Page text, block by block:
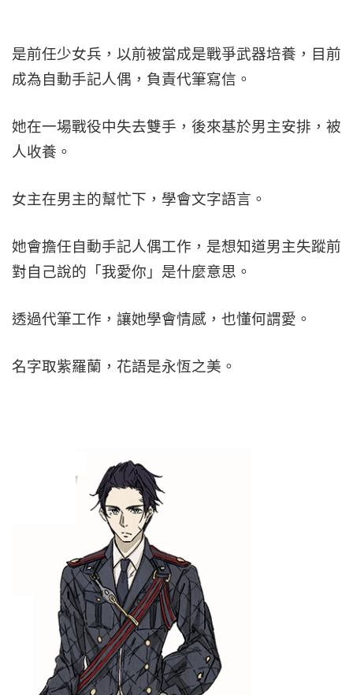
是前任少女兵，以前被當成是戰爭武器培養，目前
成為自動手記人偶，負責代筆寫信。
她在一場戰役中失去雙手，後來基於男主安排，被
人收養。
女主在男主的幫忙下，學會文字語言。
她會擔任自動手記人偶工作，是想知道男主失蹤前
對自己說的「我愛你」是什麼意思。
透過代筆工作，讓她學會情感，也懂何謂愛。
名字取紫羅蘭，花語是永恆之美。